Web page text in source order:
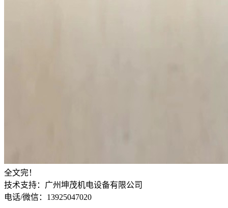
全文完！
技术支持：广州坤茂机电设备有限公司
电话/微信：13925047020